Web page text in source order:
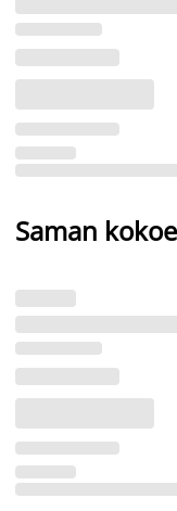
Saman